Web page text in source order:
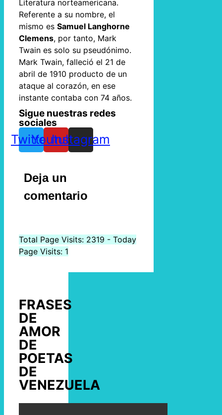
Literatura norteamericana.
Referente a su nombre, el
mismo es Samuel Langhorne
Clemens, por tanto, Mark
Twain es solo su pseudónimo.
Mark Twain, falleció el 21 de
abril de 1910 producto de un
ataque al corazón, en ese
instante contaba con 74 años.
Sigue nuestras redes
sociales
TwitterYoutube
Instagram
Deja un
comentario
Total Page Visits: 2319 - Today
Page Visits: 1
FRASES
DE
AMOR
DE
POETAS
DE
VENEZUELA